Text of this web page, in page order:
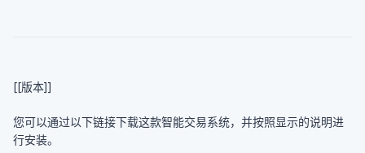
[[版本]]
您可以通过以下链接下载这款智能交易系统，并按照显示的说明进
行安装。